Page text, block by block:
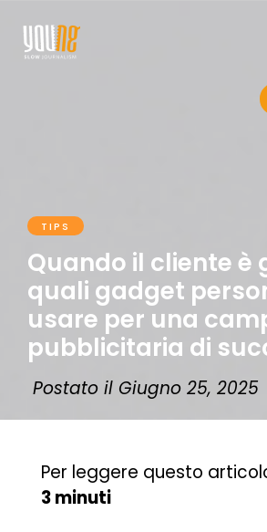
TIPS
Quando il cliente è
quali gadget
usare per una
pubblicitaria di
Postato il Giugno 25, 2025
Per leggere questo
3 minuti